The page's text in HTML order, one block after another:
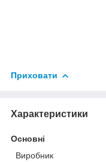
Приховати
Характеристики
Основні
Виробник